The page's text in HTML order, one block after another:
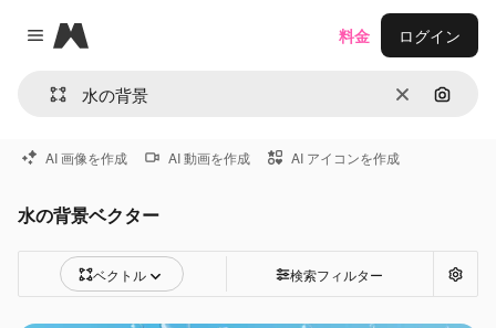
Close menu
Magnific
消去 画像で
料金 ログイン
AI 画像を作成 AI 動画を作成 AI アイコンを作成
水の背景ベクター
ベクトル 検索フィルター